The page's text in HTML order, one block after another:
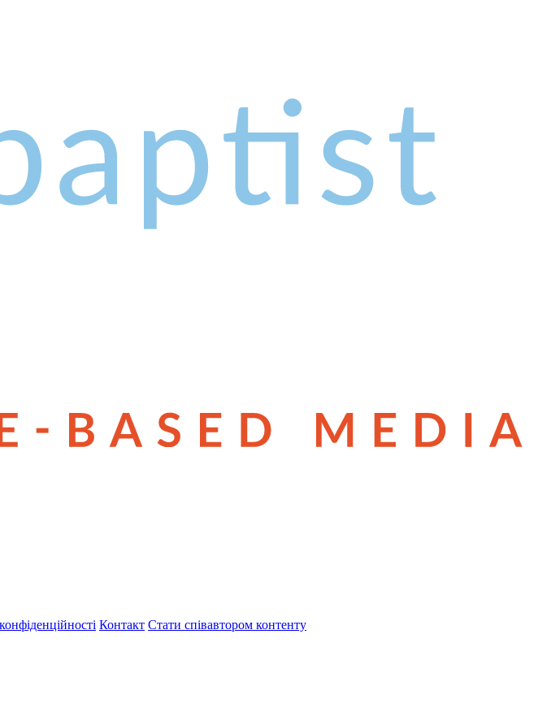
Контакт Стати співавтором контенту